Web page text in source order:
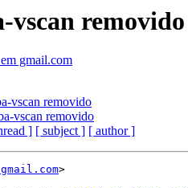
removido
gmail.com
vscan removido
vscan removido
] [ subject ] [ author ]
>